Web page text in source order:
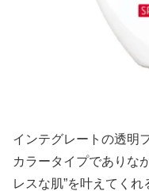
インテグレートの透明
カラータイプでありな
レスな肌”を叶えてく